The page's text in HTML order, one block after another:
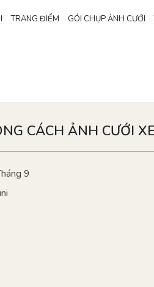
TRANG ĐIỂM GÓI CHỤP ẢNH CƯỚI
CÁCH ẢNH CƯỚI
9